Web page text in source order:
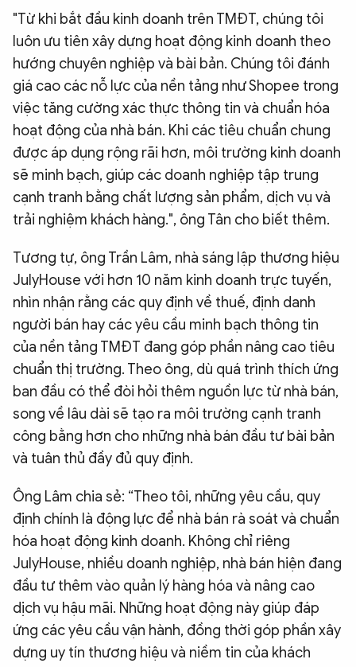
"Từ khi bắt đầu kinh doanh trên TMĐT, chúng tôi
luôn ưu tiên xây dựng hoạt động kinh doanh theo
hướng chuyên nghiệp và bài bản. Chúng tôi đánh
giá cao các nỗ lực của nền tảng như Shopee trong
việc tăng cường xác thực thông tin và chuẩn hóa
hoạt động của nhà bán. Khi các tiêu chuẩn chung
được áp dụng rộng rãi hơn, môi trường kinh doanh
sẽ minh bạch, giúp các doanh nghiệp tập trung
cạnh tranh bằng chất lượng sản phẩm, dịch vụ và
trải nghiệm khách hàng.", ông Tân cho biết thêm.
Tương tự, ông Trần Lâm, nhà sáng lập thương hiệu
JulyHouse với hơn 10 năm kinh doanh trực tuyến,
nhìn nhận rằng các quy định về thuế, định danh
người bán hay các yêu cầu minh bạch thông tin
của nền tảng TMĐT đang góp phần nâng cao tiêu
chuẩn thị trường. Theo ông, dù quá trình thích ứng
ban đầu có thể đòi hỏi thêm nguồn lực từ nhà bán,
song về lâu dài sẽ tạo ra môi trường cạnh tranh
công bằng hơn cho những nhà bán đầu tư bài bản
và tuân thủ đầy đủ quy định.
Ông Lâm chia sẻ: “Theo tôi, những yêu cầu, quy
định chính là động lực để nhà bán rà soát và chuẩn
hóa hoạt động kinh doanh. Không chỉ riêng
JulyHouse, nhiều doanh nghiệp, nhà bán hiện đang
đầu tư thêm vào quản lý hàng hóa và nâng cao
dịch vụ hậu mãi. Những hoạt động này giúp đáp
ứng các yêu cầu vận hành, đồng thời góp phần xây
dựng uy tín thương hiệu và niềm tin của khách